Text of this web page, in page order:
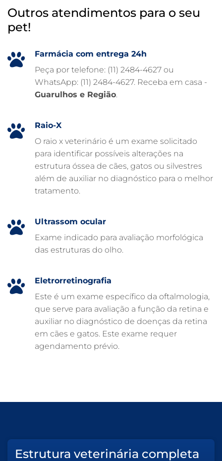
HOSPITAL VETERINÁRIO 24 HORAS
HOSPITAL VETERINÁRIO
FISIOTERAPIA VETERINÁRIA
FARMÁCIA VETERINÁRIA 24H
EMERGÊNCIA VETERINÁRIA
EMERGÊNCIA PARA PETS
CUIDADOS INTENSIVOS EM ANIMAIS
CLÍNICA VETERINÁRIA ARCA
CLÍNICA VETERINÁRIA 24 HORAS
ATENDIMENTO VETERINÁRIO
Outros atendimentos para o seu
pet!
Farmácia com entrega 24h
Peça por telefone: (11) 2484-4627 ou
WhatsApp: (11) 2484-4627. Receba em casa -
Guarulhos e Região.
Raio-X
O raio x veterinário é um exame solicitado
para identificar possíveis alterações na
estrutura óssea de cães, gatos ou silvestres
além de auxiliar no diagnóstico para o melhor
tratamento.
Ultrassom ocular
Exame indicado para avaliação morfológica
das estruturas do olho.
Eletrorretinografia
Este é um exame específico da oftalmologia,
que serve para avaliação a função da retina e
auxiliar no diagnóstico de doenças da retina
em cães e gatos. Este exame requer
agendamento prévio.
Estrutura veterinária completa